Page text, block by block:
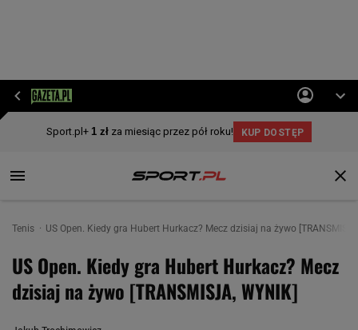
Tenis US Open. Kiedy gra Hubert Hurkacz? Mecz dzisiaj na żywo
US Open. Kiedy gra Hubert Hurkacz? Mecz
dzisiaj na żywo [TRANSMISJA, WYNIK]